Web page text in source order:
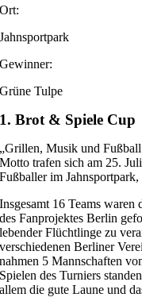
Ort:
Jahnsportpark
Gewinner:
Grüne Tulpe
1. Brot & Spiele Cup
„Grillen, Musik und
Motto trafen sich am 25.
Fußballer im
Insgesamt 16 Teams
des Fanprojektes Berlin
lebender Flüchtlinge zu
verschiedenen Berliner
nahmen 5 Mannschaften
Spielen des Turniers
allem die gute Laune und